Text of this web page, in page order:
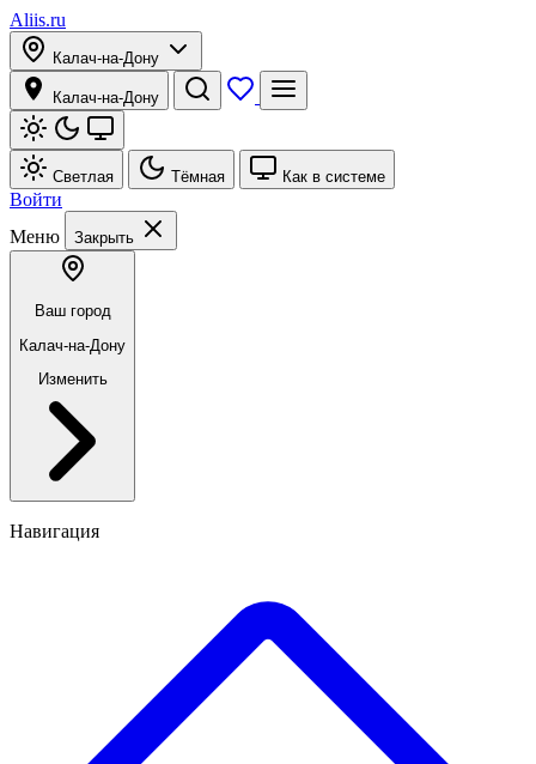
Aliis.ru
Калач-на-Дону
Калач-на-Дону
Светлая Тёмная Как в системе
Войти
Меню
Закрыть
Ваш город
Калач-на-Дону
Изменить
Навигация